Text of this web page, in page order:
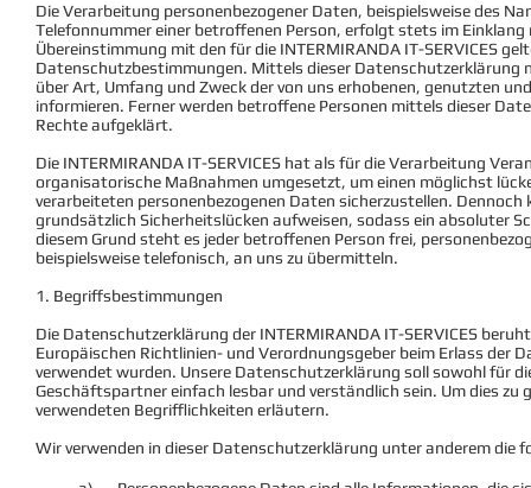
Die Verarbeitung personenbezogener Daten, beispielsweise des
Telefonnummer einer betroffenen Person, erfolgt stets im
Übereinstimmung mit den für die INTERMIRANDA IT-SERVICES
Datenschutzbestimmungen. Mittels dieser Datenschutzerklärung
über Art, Umfang und Zweck der von uns erhobenen, genutzten
informieren. Ferner werden betroffene Personen mittels dieser
Rechte aufgeklärt.
Die INTERMIRANDA IT-SERVICES hat als für die Verarbeitung
organisatorische Maßnahmen umgesetzt, um einen möglichst
verarbeiteten personenbezogenen Daten sicherzustellen.
grundsätzlich Sicherheitslücken aufweisen, sodass ein absoluter
diesem Grund steht es jeder betroffenen Person frei,
beispielsweise telefonisch, an uns zu übermitteln.
1. Begriffsbestimmungen
Die Datenschutzerklärung der INTERMIRANDA IT-SERVICES
Europäischen Richtlinien- und Verordnungsgeber beim Erlass der
verwendet wurden. Unsere Datenschutzerklärung soll sowohl für
Geschäftspartner einfach lesbar und verständlich sein. Um dies zu
verwendeten Begrifflichkeiten erläutern.
Wir verwenden in dieser Datenschutzerklärung unter anderem die